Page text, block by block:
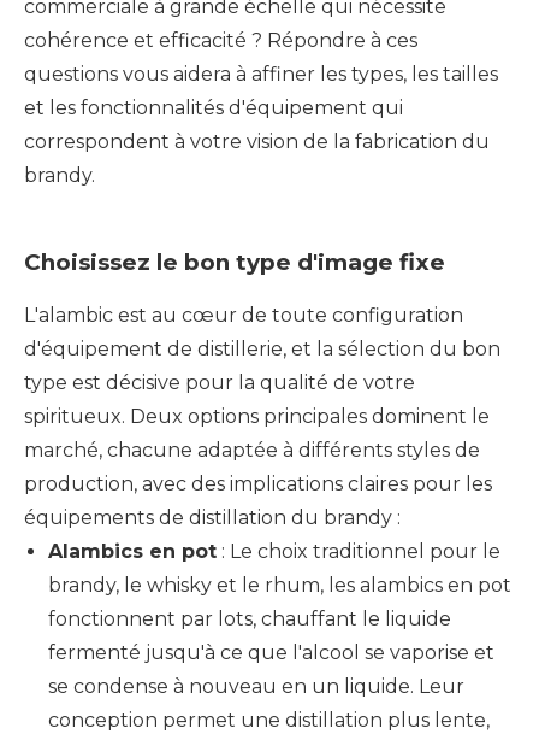
commerciale à grande échelle qui nécessite
cohérence et efficacité ? Répondre à ces
questions vous aidera à affiner les types, les tailles
et les fonctionnalités d'équipement qui
correspondent à votre vision de la fabrication du
brandy.
Choisissez le bon type d'image fixe
L'alambic est au cœur de toute configuration
d'équipement de distillerie, et la sélection du bon
type est décisive pour la qualité de votre
spiritueux. Deux options principales dominent le
marché, chacune adaptée à différents styles de
production, avec des implications claires pour les
équipements de distillation du brandy :
Alambics en pot : Le choix traditionnel pour le
brandy, le whisky et le rhum, les alambics en pot
fonctionnent par lots, chauffant le liquide
fermenté jusqu'à ce que l'alcool se vaporise et
se condense à nouveau en un liquide. Leur
conception permet une distillation plus lente,